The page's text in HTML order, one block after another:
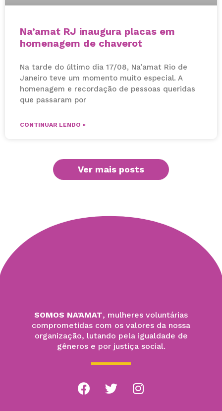
Na’amat RJ inaugura placas em
homenagem de chaverot
Na tarde do último dia 17/08, Na’amat Rio de
Janeiro teve um momento muito especial. A
homenagem e recordação de pessoas queridas
que passaram por
CONTINUAR LENDO »
Ver mais posts
SOMOS NA’AMAT, mulheres voluntárias
comprometidas com os valores da nossa
organização, lutando pela igualdade de
gêneros e por justiça social.